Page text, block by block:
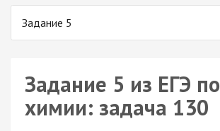
Задание 5
Задание 5 из ЕГЭ по
химии: задача 130